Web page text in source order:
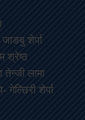
जा‌ङबु शेर्पा
श्रेष्ठ
तेन्जी लामा
गेल्छिरी शेर्पा